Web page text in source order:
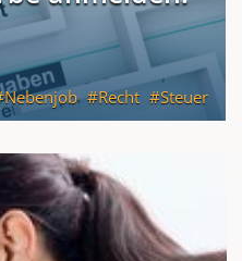
Nebenjob
Recht Steuer